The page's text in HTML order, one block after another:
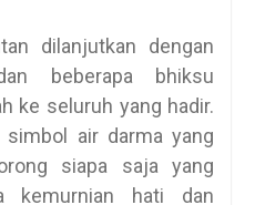
dilanjutkan dengan
beberapa bhiksu
ke seluruh yang hadir.
simbol air darma yang
siapa saja yang
kemurnian hati dan